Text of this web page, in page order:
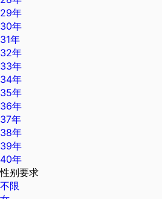
29年
30年
31年
32年
33年
34年
35年
36年
37年
38年
39年
40年
性别要求
不限